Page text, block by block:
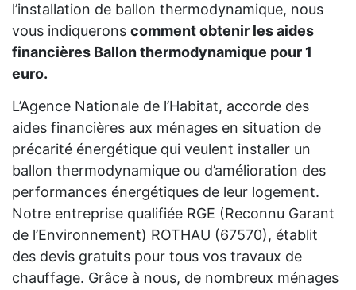
l’installation de ballon thermodynamique, nous
vous indiquerons comment obtenir les aides
financières Ballon thermodynamique pour 1
euro.
L’Agence Nationale de l’Habitat, accorde des
aides financières aux ménages en situation de
précarité énergétique qui veulent installer un
ballon thermodynamique ou d’amélioration des
performances énergétiques de leur logement.
Notre entreprise qualifiée RGE (Reconnu Garant
de l’Environnement) ROTHAU (67570), établit
des devis gratuits pour tous vos travaux de
chauffage. Grâce à nous, de nombreux ménages